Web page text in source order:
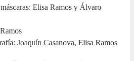
Elisa Ramos y Álvaro
Joaquín Casanova, Elisa Ramos